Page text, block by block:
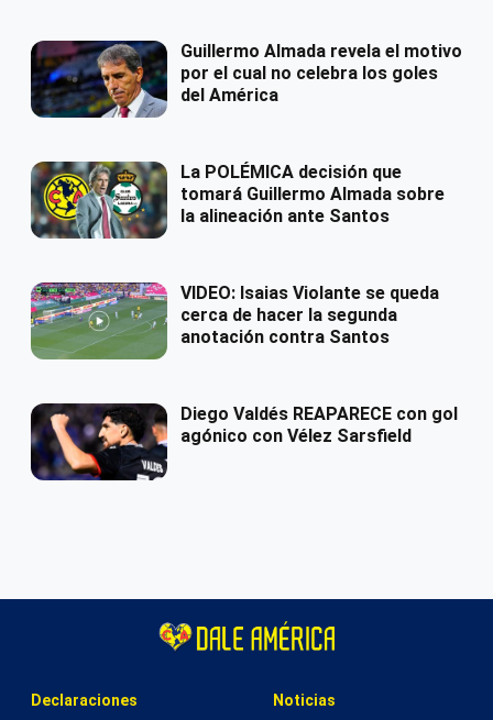
Guillermo Almada revela el motivo
por el cual no celebra los goles
del América
La POLÉMICA decisión que
tomará Guillermo Almada sobre
la alineación ante Santos
VIDEO: Isaias Violante se queda
cerca de hacer la segunda
anotación contra Santos
Diego Valdés REAPARECE con gol
agónico con Vélez Sarsfield
Declaraciones Noticias